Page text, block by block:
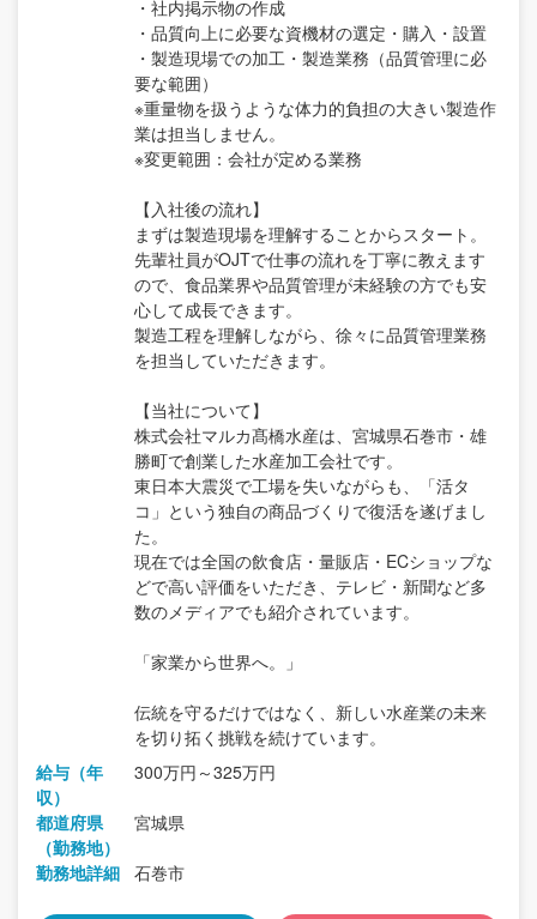
・社内掲示物の作成
・品質向上に必要な資機材の選定・購入・設置
・製造現場での加工・製造業務（品質管理に必
要な範囲）
※重量物を扱うような体力的負担の大きい製造作
業は担当しません。
※変更範囲：会社が定める業務
【入社後の流れ】
まずは製造現場を理解することからスタート。
先輩社員がOJTで仕事の流れを丁寧に教えます
ので、食品業界や品質管理が未経験の方でも安
心して成長できます。
製造工程を理解しながら、徐々に品質管理業務
を担当していただきます。
【当社について】
株式会社マルカ髙橋水産は、宮城県石巻市・雄
勝町で創業した水産加工会社です。
東日本大震災で工場を失いながらも、「活タ
コ」という独自の商品づくりで復活を遂げまし
た。
現在では全国の飲食店・量販店・ECショップな
どで高い評価をいただき、テレビ・新聞など多
数のメディアでも紹介されています。
「家業から世界へ。」
伝統を守るだけではなく、新しい水産業の未来
を切り拓く挑戦を続けています。
給与（年
収）
300万円～325万円
都道府県
（勤務地）
宮城県
勤務地詳細 石巻市